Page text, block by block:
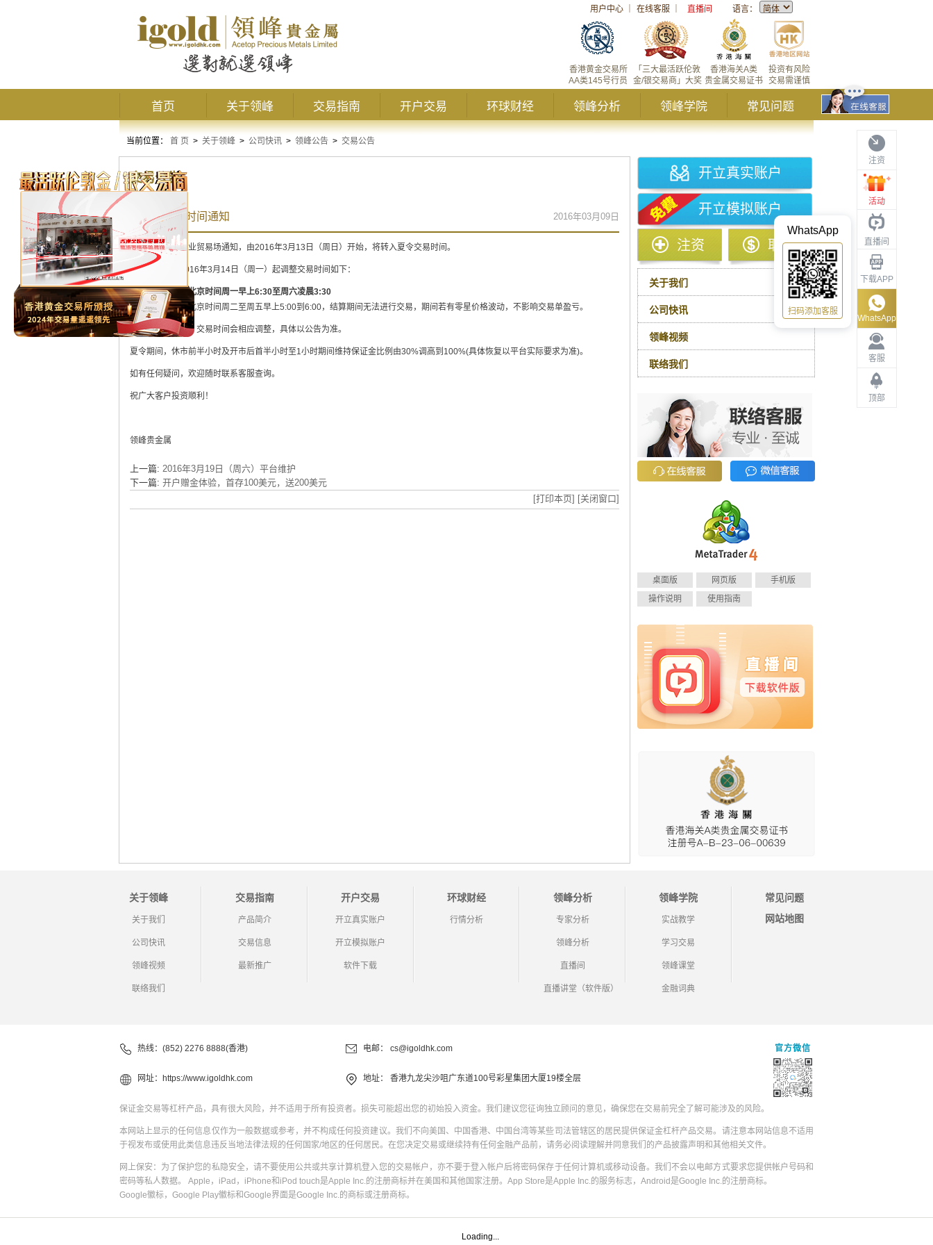
用户中心 在线客服 直播间 语言：
投资有风险
交易需谨慎
香港海关A类
贵金属交易证书
「三大最活跃伦敦
金/银交易商」大奖
香港黄金交易所
AA类145号行员
首页 关于领峰 交易指南 开户交易 环球财经 领峰分析 领峰学院 常见问题
注资
活动
直播间
下载APP
客服
顶部
WhatsApp
WhatsApp
扫码添加客服
当前位置： 首 页 > 关于领峰 > 公司快讯 > 领峰公告 > 交易公告
交易公告
夏令时交易时间通知 2016年03月09日
兹接获香港金银业贸易场通知，由2016年3月13日（周日）开始，将转入夏令交易时间。
领峰贵金属自2016年3月14日（周一）起调整交易时间如下：
夏令交易时间：北京时间周一早上6:30至周六凌晨3:30
夏令结算时间：北京时间周二至周五早上5:00到6:00，结算期间无法进行交易，期间若有零星价格波动，不影响交易单盈亏。
若逢国际节假日，交易时间会相应调整，具体以公告为准。
夏令期间，休市前半小时及开市后首半小时至1小时期间维持保证金比例由30%调高到100%(具体恢复以平台实际要求为准)。
如有任何疑问，欢迎随时联系客服查询。
祝广大客户投资顺利！
领峰贵金属
上一篇: 2016年3月19日（周六）平台维护
下一篇: 开户赠金体验，首存100美元，送200美元
[打印本页] [关闭窗口]
开立真实账户
开立模拟账户
注资 取款
关于我们
公司快讯
领峰视频
联络我们
桌面版 网页版
手机版
操作说明
使用指南
关于领峰
关于我们
公司快讯
领峰视频
联络我们
交易指南
产品简介
交易信息
最新推广
开户交易
开立真实账户
开立模拟账户
软件下载
环球财经
行情分析
领峰分析
专家分析
领峰分析
直播间
直播讲堂（软件版）
领峰学院
实战教学
学习交易
领峰课堂
金融词典
常见问题
网站地图
热线：(852) 2276 8888(香港) 电邮： cs@igoldhk.com
网址： https://www.igoldhk.com 地址： 香港九龙尖沙咀广东道100号彩星集团大厦19楼全层
官方微信
保证金交易等杠杆产品，具有很大风险，并不适用于所有投资者。损失可能超出您的初始投入资金。我们建议您征询独立顾问的意见，确保您在交易前完全了解可能涉及的风险。
本网站上显示的任何信息仅作为一般数据或参考，并不构成任何投资建议。我们不向美国、中国香港、中国台湾等某些司法管辖区的居民提供保证金杠杆产品交易。请注意本网站信息不适用
于视发布或使用此类信息违反当地法律法规的任何国家/地区的任何居民。在您决定交易或继续持有任何金融产品前，请务必阅读理解并同意我们的产品披露声明和其他相关文件。
网上保安：为了保护您的私隐安全，请不要使用公共或共享计算机登入您的交易帐户，亦不要于登入帐户后将密码保存于任何计算机或移动设备。我们不会以电邮方式要求您提供帐户号码和
密码等私人数据。 Apple，iPad，iPhone和iPod touch是Apple Inc.的注册商标并在美国和其他国家注册。App Store是Apple Inc.的服务标志，Android是Google Inc.的注册商标。
Google徽标，Google Play徽标和Google界面是Google Inc.的商标或注册商标。
Loading...